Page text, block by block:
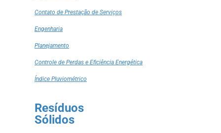
Contato de Prestação de Serviços
Engenharia
Planejamento
Controle de Perdas e Eficiência Energética
Índice Pluviométrico
Resíduos
Sólidos